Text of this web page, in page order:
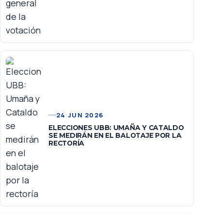
24 JUN 2026
ELECCIONES UBB: UMAÑA Y CATALDO
SE MEDIRÁN EN EL BALOTAJE POR LA
RECTORÍA